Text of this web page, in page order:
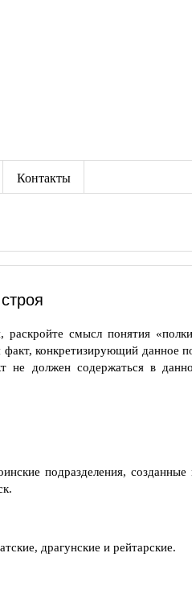
Контакты
раскройте смысл понятия «
конкретизирующий данное
не должен содержаться в
подразделения,
драгунские и рейтарские.